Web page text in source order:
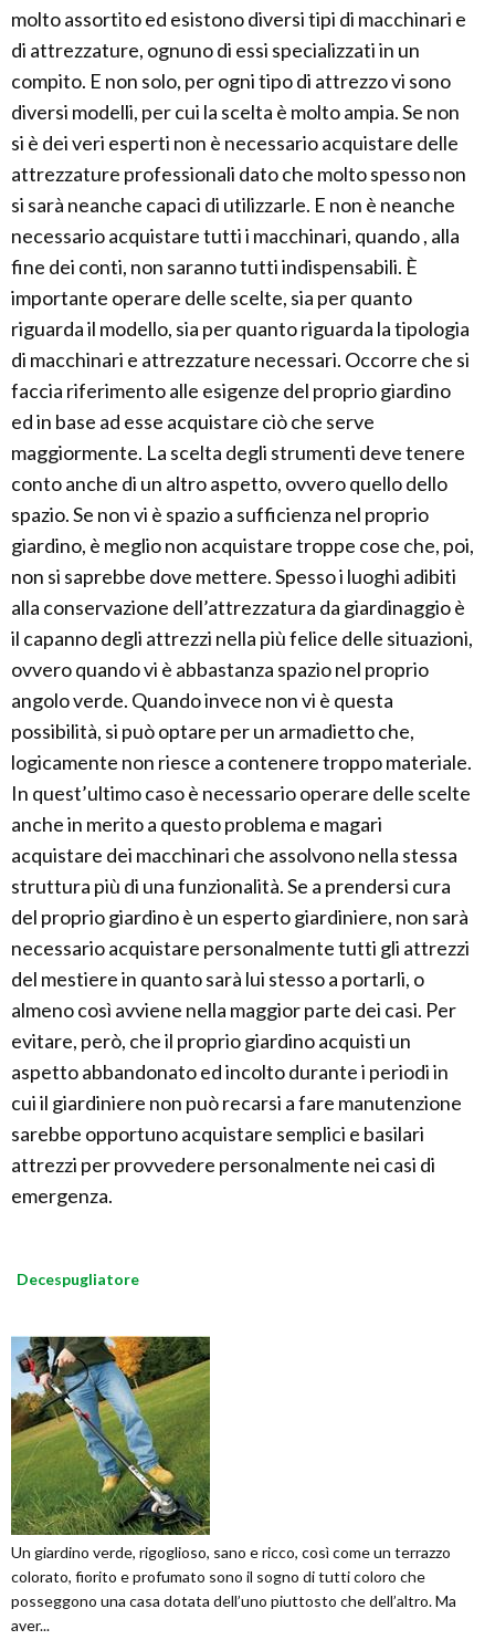
molto assortito ed esistono diversi tipi di macchinari e
di attrezzature, ognuno di essi specializzati in un
compito. E non solo, per ogni tipo di attrezzo vi sono
diversi modelli, per cui la scelta è molto ampia. Se non
si è dei veri esperti non è necessario acquistare delle
attrezzature professionali dato che molto spesso non
si sarà neanche capaci di utilizzarle. E non è neanche
necessario acquistare tutti i macchinari, quando , alla
fine dei conti, non saranno tutti indispensabili. È
importante operare delle scelte, sia per quanto
riguarda il modello, sia per quanto riguarda la tipologia
di macchinari e attrezzature necessari. Occorre che si
faccia riferimento alle esigenze del proprio giardino
ed in base ad esse acquistare ciò che serve
maggiormente. La scelta degli strumenti deve tenere
conto anche di un altro aspetto, ovvero quello dello
spazio. Se non vi è spazio a sufficienza nel proprio
giardino, è meglio non acquistare troppe cose che, poi,
non si saprebbe dove mettere. Spesso i luoghi adibiti
alla conservazione dell’attrezzatura da giardinaggio è
il capanno degli attrezzi nella più felice delle situazioni,
ovvero quando vi è abbastanza spazio nel proprio
angolo verde. Quando invece non vi è questa
possibilità, si può optare per un armadietto che,
logicamente non riesce a contenere troppo materiale.
In quest’ultimo caso è necessario operare delle scelte
anche in merito a questo problema e magari
acquistare dei macchinari che assolvono nella stessa
struttura più di una funzionalità. Se a prendersi cura
del proprio giardino è un esperto giardiniere, non sarà
necessario acquistare personalmente tutti gli attrezzi
del mestiere in quanto sarà lui stesso a portarli, o
almeno così avviene nella maggior parte dei casi. Per
evitare, però, che il proprio giardino acquisti un
aspetto abbandonato ed incolto durante i periodi in
cui il giardiniere non può recarsi a fare manutenzione
sarebbe opportuno acquistare semplici e basilari
attrezzi per provvedere personalmente nei casi di
emergenza.
Decespugliatore
Un giardino verde, rigoglioso, sano e ricco, così come un terrazzo
colorato, fiorito e profumato sono il sogno di tutti coloro che
posseggono una casa dotata dell’uno piuttosto che dell’altro. Ma
aver...